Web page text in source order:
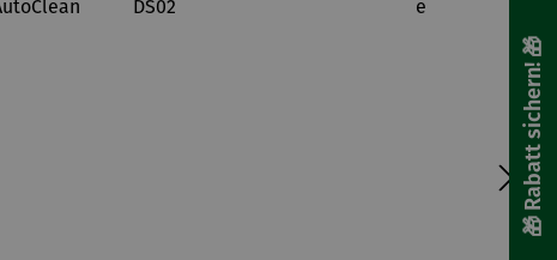
🎁 Rabatt sichern! 🎁